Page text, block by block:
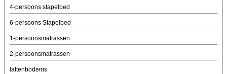
4-persoons stapelbed
6-persoons Stapelbed
1-persoonsmatrassen
2-persoonsmatrassen
lattenbodems